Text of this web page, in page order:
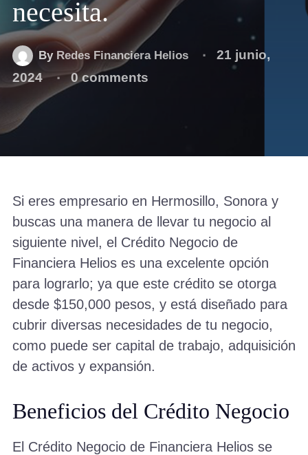
necesita.
By Redes Financiera Helios
21 junio,
2024
0 comments
Si eres empresario en Hermosillo, Sonora y
buscas una manera de llevar tu negocio al
siguiente nivel, el Crédito Negocio de
Financiera Helios es una excelente opción
para lograrlo; ya que este crédito se otorga
desde $150,000 pesos, y está diseñado para
cubrir diversas necesidades de tu negocio,
como puede ser capital de trabajo, adquisición
de activos y expansión.
Beneficios del Crédito Negocio
El Crédito Negocio de Financiera Helios se